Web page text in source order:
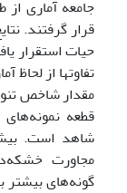
قرار گرفتند.
حیات استقرار
مقدار شاخص
قطعه
شاهد است.
مجاورت
گونه‌های